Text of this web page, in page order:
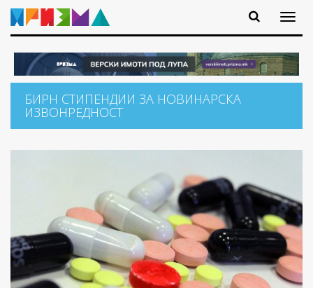
БИРН СТИПЕНДИИ ЗА НОВИНАРСКА
ИЗВОНРЕДНОСТ